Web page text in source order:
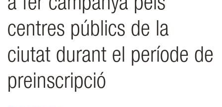
a fer campanya pels
centres públics de la
ciutat durant el període de
preinscripció